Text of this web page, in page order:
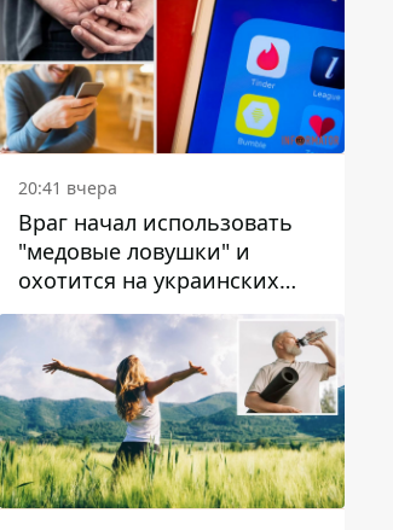
20:41 вчера
Враг начал использовать
"медовые ловушки" и
охотится на украинских
военнослужащих